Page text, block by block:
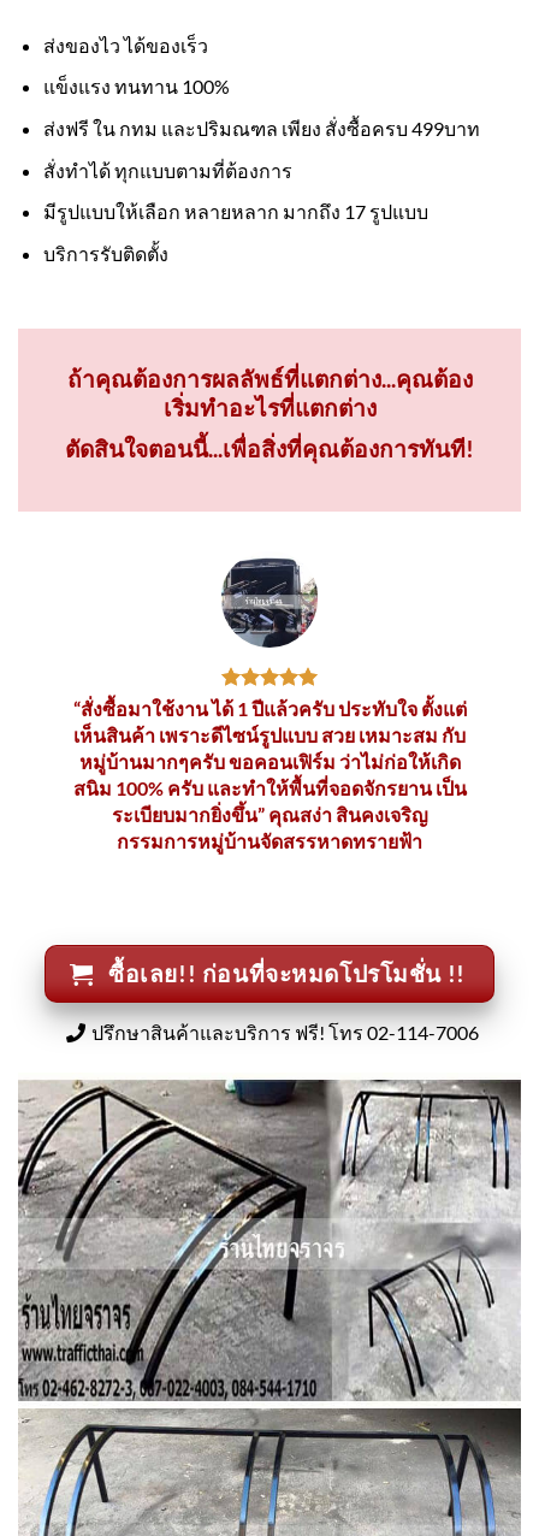
ส่งของไว ได้ของเร็ว
แข็งแรง ทนทาน 100%
ส่งฟรี ใน กทม และปริมณฑล เพียง สั่งซื้อครบ 499บาท
สั่งทำได้ ทุกแบบตามที่ต้องการ
มีรูปแบบให้เลือก หลายหลาก มากถึง 17 รูปแบบ
บริการรับติดตั้ง
ถ้าคุณต้องการผลลัพธ์ที่แตกต่าง...คุณต้อง
เริ่มทำอะไรที่แตกต่าง
ตัดสินใจตอนนี้...เพื่อสิ่งที่คุณต้องการทันที!
“สั่งซื้อมาใช้งาน ได้ 1 ปีแล้วครับ ประทับใจ ตั้งแต่
เห็นสินค้า เพราะดีไซน์รูปแบบ สวย เหมาะสม กับ
หมู่บ้านมากๆครับ ขอคอนเฟิร์ม ว่าไม่ก่อให้เกิด
สนิม 100% ครับ และทำให้พื้นที่จอดจักรยาน เป็น
ระเบียบมากยิ่งขึ้น” คุณสง่า สินคงเจริญ
กรรมการหมู่บ้านจัดสรรหาดทรายฟ้า
ซื้อเลย!! ก่อนที่จะหมดโปรโมชั่น !!
ปรึกษาสินค้าและบริการ ฟรี! โทร 02-114-7006